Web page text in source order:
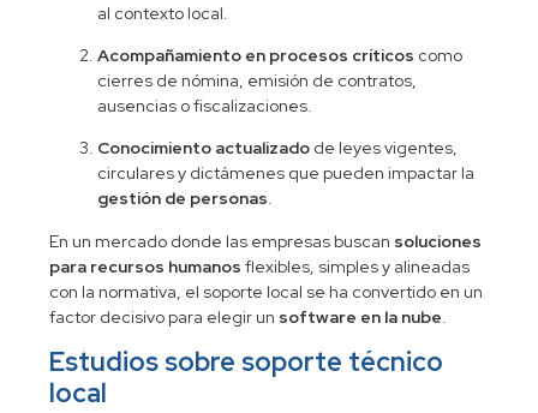
al contexto local.
Acompañamiento en procesos críticos como
cierres de nómina, emisión de contratos,
ausencias o fiscalizaciones.
Conocimiento actualizado de leyes vigentes,
circulares y dictámenes que pueden impactar la
gestión de personas.
En un mercado donde las empresas buscan soluciones
para recursos humanos flexibles, simples y alineadas
con la normativa, el soporte local se ha convertido en un
factor decisivo para elegir un software en la nube.
Estudios sobre soporte técnico
local